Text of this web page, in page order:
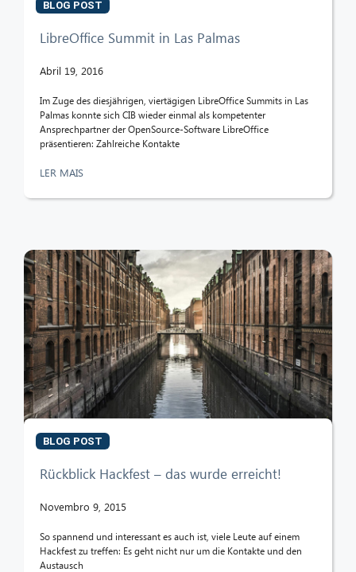
BLOG POST
LibreOffice Summit in Las Palmas
Abril 19, 2016
Im Zuge des diesjährigen, viertägigen LibreOffice Summits in Las
Palmas konnte sich CIB wieder einmal als kompetenter
Ansprechpartner der OpenSource-Software LibreOffice
präsentieren: Zahlreiche Kontakte
LER MAIS
BLOG POST
Rückblick Hackfest – das wurde erreicht!
Novembro 9, 2015
So spannend und interessant es auch ist, viele Leute auf einem
Hackfest zu treffen: Es geht nicht nur um die Kontakte und den
Austausch